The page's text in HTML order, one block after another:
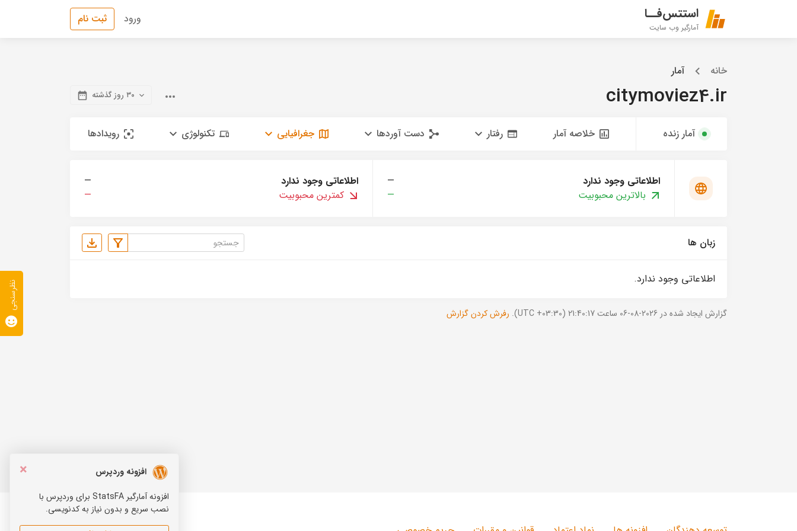
استتس‌فــا
آمارگیر وب سایت
ورود ثبت نام
خانه آمار
citymoviez4.ir ۳۰ روز گذشته
آمار زنده خلاصه آمار رفتار دست آوردها جغرافیایی تکنولوژی رویدادها
اطلاعاتی وجود ندارد
—
بالاترین محبوبیت
—
اطلاعاتی وجود ندارد
—
کمترین محبوبیت
—
زبان ها
اطلاعاتی وجود ندارد.
گزارش ایجاد شده در 2026-08-06 ساعت 21:40:17 (UTC +03:30). رفرش کردن گزارش
×
افزونه وردپرس
افزونه آمارگیر StatsFA برای وردپرس با
نصب سریع و بدون نیاز به کدنویسی.
نظرسنجی